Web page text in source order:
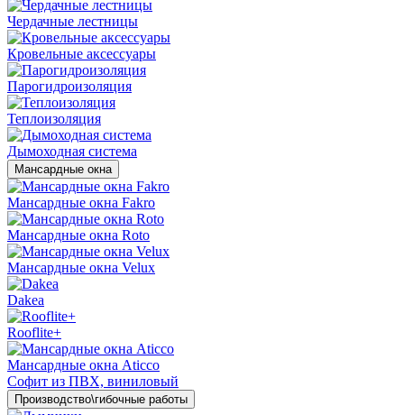
Чердачные лестницы
Кровельные аксессуары
Парогидроизоляция
Теплоизоляция
Дымоходная система
Мансардные окна
Мансардные окна Fakro
Мансардные окна Roto
Мансардные окна Velux
Dakea
Rooflite+
Мансардные окна Aticco
Софит из ПВХ, виниловый
Производство\гибочные работы